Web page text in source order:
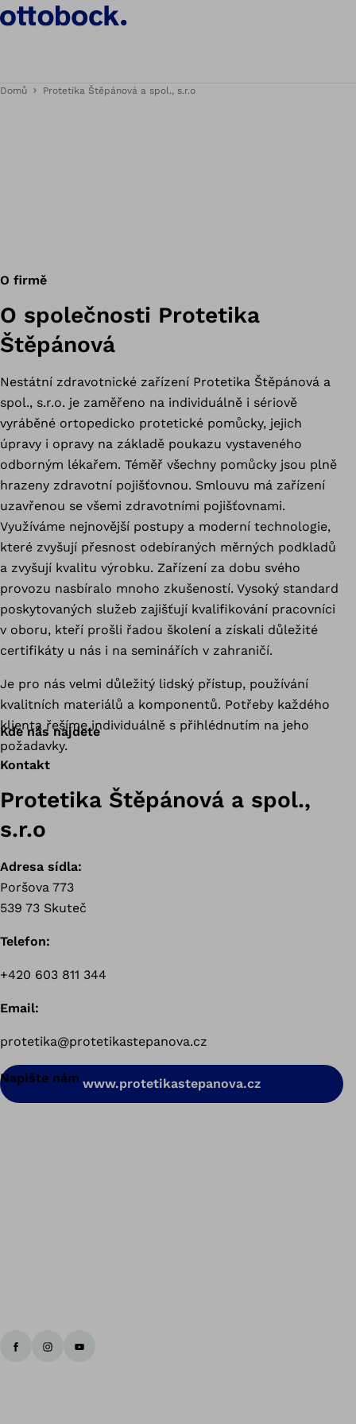
Domů Protetika Štěpánová a spol., s.r.o
O firmě
O společnosti Protetika
Štěpánová
Nestátní zdravotnické zařízení Protetika Štěpánová a
spol., s.r.o. je zaměřeno na individuálně i sériově
vyráběné ortopedicko protetické pomůcky, jejich
úpravy i opravy na základě poukazu vystaveného
odborným lékařem. Téměř všechny pomůcky jsou plně
hrazeny zdravotní pojišťovnou. Smlouvu má zařízení
uzavřenou se všemi zdravotními pojišťovnami.
Využíváme nejnovější postupy a moderní technologie,
které zvyšují přesnost odebíraných měrných podkladů
a zvyšují kvalitu výrobku. Zařízení za dobu svého
provozu nasbíralo mnoho zkušeností. Vysoký standard
poskytovaných služeb zajišťují kvalifikování pracovníci
v oboru, kteří prošli řadou školení a získali důležité
certifikáty u nás i na seminářích v zahraničí.
Je pro nás velmi důležitý lidský přístup, používání
kvalitních materiálů a komponentů. Potřeby každého
klienta řešíme individuálně s přihlédnutím na jeho
požadavky.
Kde nás najdete
Kontakt
Protetika Štěpánová a spol.,
s.r.o
Adresa sídla:
Poršova 773
539 73 Skuteč
Telefon:
+420 603 811 344
Email:
protetika@protetikastepanova.cz
www.protetikastepanova.cz
Napište nám